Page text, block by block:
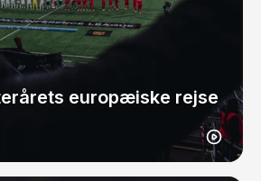
europæiske rejse